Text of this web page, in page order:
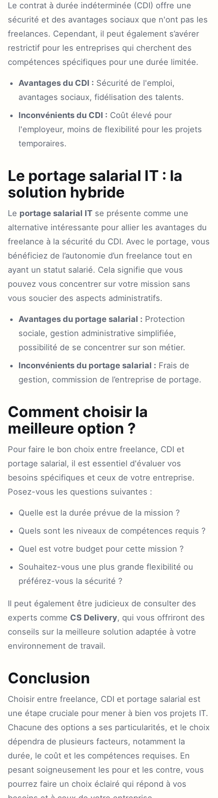
Le contrat à durée indéterminée (CDI) offre une
sécurité et des avantages sociaux que n'ont pas les
freelances. Cependant, il peut également s’avérer
restrictif pour les entreprises qui cherchent des
compétences spécifiques pour une durée limitée.
Avantages du CDI : Sécurité de l'emploi,
avantages sociaux, fidélisation des talents.
Inconvénients du CDI : Coût élevé pour
l'employeur, moins de flexibilité pour les projets
temporaires.
Le portage salarial IT : la
solution hybride
Le portage salarial IT se présente comme une
alternative intéressante pour allier les avantages du
freelance à la sécurité du CDI. Avec le portage, vous
bénéficiez de l’autonomie d’un freelance tout en
ayant un statut salarié. Cela signifie que vous
pouvez vous concentrer sur votre mission sans
vous soucier des aspects administratifs.
Avantages du portage salarial : Protection
sociale, gestion administrative simplifiée,
possibilité de se concentrer sur son métier.
Inconvénients du portage salarial : Frais de
gestion, commission de l’entreprise de portage.
Comment choisir la
meilleure option ?
Pour faire le bon choix entre freelance, CDI et
portage salarial, il est essentiel d'évaluer vos
besoins spécifiques et ceux de votre entreprise.
Posez-vous les questions suivantes :
Quelle est la durée prévue de la mission ?
Quels sont les niveaux de compétences requis ?
Quel est votre budget pour cette mission ?
Souhaitez-vous une plus grande flexibilité ou
préférez-vous la sécurité ?
Il peut également être judicieux de consulter des
experts comme CS Delivery, qui vous offriront des
conseils sur la meilleure solution adaptée à votre
environnement de travail.
Conclusion
Choisir entre freelance, CDI et portage salarial est
une étape cruciale pour mener à bien vos projets IT.
Chacune des options a ses particularités, et le choix
dépendra de plusieurs facteurs, notamment la
durée, le coût et les compétences requises. En
pesant soigneusement les pour et les contre, vous
pourrez faire un choix éclairé qui répond à vos